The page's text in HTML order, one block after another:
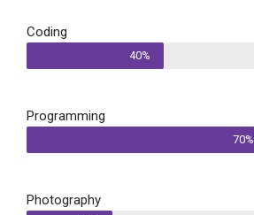
Coding
40%
Programming
70%
Photography